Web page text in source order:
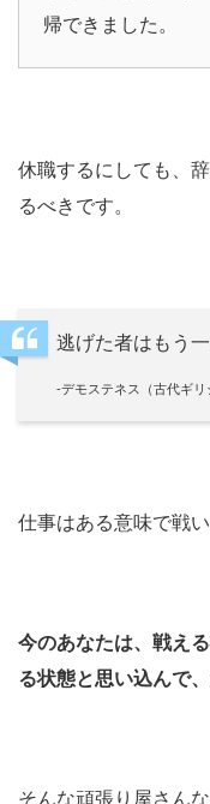
帰できました。
休職するにしても、
るべきです。
逃げた者はもう一
-デモステネス（古代ギリ
仕事はある意味で戦
今のあなたは、戦え
る状態と思い込んで
そんな頑張り屋さんな